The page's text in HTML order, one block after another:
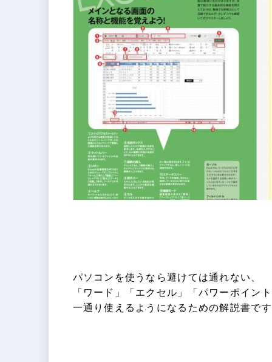
パソコンを使うなら避けては通れない、
「ワード」「エクセル」「パワーポイン
一通り使えるようになるための解説書で